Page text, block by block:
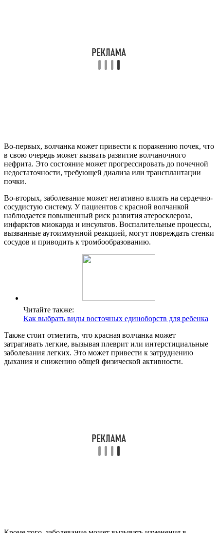
Во-первых, волчанка может привести к поражению почек, что
в свою очередь может вызвать развитие волчаночного
нефрита. Это состояние может прогрессировать до почечной
недостаточности, требующей диализа или трансплантации
почки.
Во-вторых, заболевание может негативно влиять на сердечно-
сосудистую систему. У пациентов с красной волчанкой
наблюдается повышенный риск развития атеросклероза,
инфарктов миокарда и инсультов. Воспалительные процессы,
вызванные аутоиммунной реакцией, могут повреждать стенки
сосудов и приводить к тромбообразованию.
Читайте также:
Как выбрать виды восточных единоборств для ребенка
Также стоит отметить, что красная волчанка может
затрагивать легкие, вызывая плеврит или интерстициальные
заболевания легких. Это может привести к затруднению
дыхания и снижению общей физической активности.